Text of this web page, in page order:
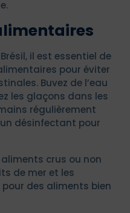
il est essentiel de
pour éviter
Buvez de l’eau
les glaçons dans les
régulièrement
désinfectant pour
crus ou non
de mer et les
des aliments bien